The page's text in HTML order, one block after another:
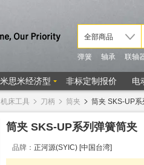
机床工具 刀柄 筒夹 筒夹 SKS-UP
筒夹 SKS-UP系列弹簧筒夹
品牌： 正河源(SYIC) [中国台湾]